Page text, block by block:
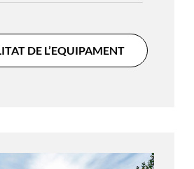
DE L’EQUIPAMENT